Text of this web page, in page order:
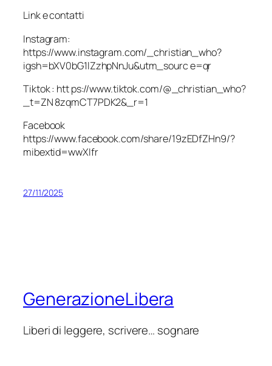
Link e contatti
Instagram:
https://www.instagram.com/_christian_who?
igsh=bXV0bG1lZzhpNnJu&utm_sourc e=qr
Tiktok : htt ps://www.tiktok.com/@_christian_who?
_t=ZN 8zqmCT7PDK2&_r=1
Facebook
https://www.facebook.com/share/19zEDfZHn9/?
mibextid=wwXIfr
27/11/2025
GenerazioneLibera
Liberi di leggere, scrivere… sognare